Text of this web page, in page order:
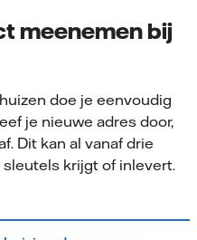
meenemen bij
doe je eenvoudig
je nieuwe adres door,
Dit kan al vanaf drie
krijgt of inlevert.